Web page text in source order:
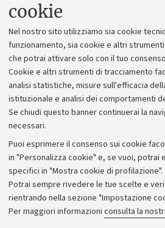
cookie
Nel nostro sito utilizziamo sia cookie
funzionamento, sia cookie e altri
che potrai attivare solo con il tuo
Cookie e altri strumenti di tracciamento
analisi statistiche, misure sull'efficacia
istituzionale e analisi dei comportamenti
Se chiudi questo banner continuerai la
necessari.
Puoi esprimere il consenso sui cookie
in "Personalizza cookie" e, se vuoi, potrai
specifici in "Mostra cookie di profilazione".
Potrai sempre rivedere le tue scelte e
rientrando nella sezione "Impostazione
Per maggiori informazioni consulta la
Alumni
Piano
Bilanci
Donazioni e
Merchandising -
Bandi, gare e
Albo online
Amministrazione
Atti di
Informazioni sul sito e